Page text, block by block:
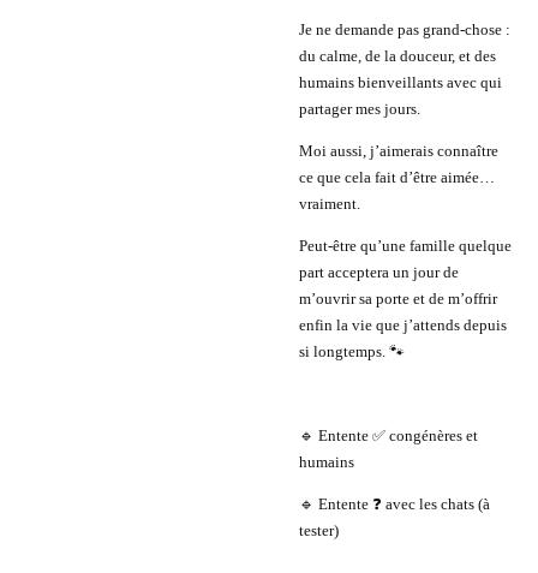
Je ne demande pas grand-chose :
du calme, de la douceur, et des
humains bienveillants avec qui
partager mes jours.
Moi aussi, j’aimerais connaître
ce que cela fait d’être aimée…
vraiment.
Peut-être qu’une famille quelque
part acceptera un jour de
m’ouvrir sa porte et de m’offrir
enfin la vie que j’attends depuis
si longtemps. 🐾
🔹 Entente ✅ congénères et
humains
🔹 Entente ❓ avec les chats (à
tester)